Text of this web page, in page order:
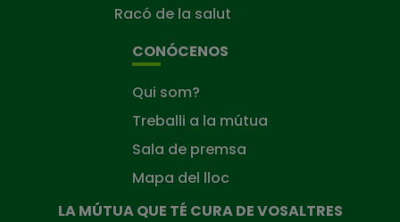
Racó de la salut
CONÓCENOS
Qui som?
Treballi a la mútua
Sala de premsa
Mapa del lloc
LA MÚTUA QUE TÉ CURA DE VOSALTRES